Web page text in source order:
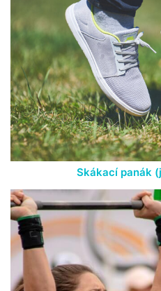
Skákací panák